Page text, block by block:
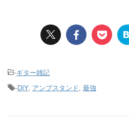
-ギター雑記
-DIY, アンプスタンド, 最強